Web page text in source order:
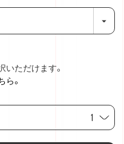
ただけます。
ら。